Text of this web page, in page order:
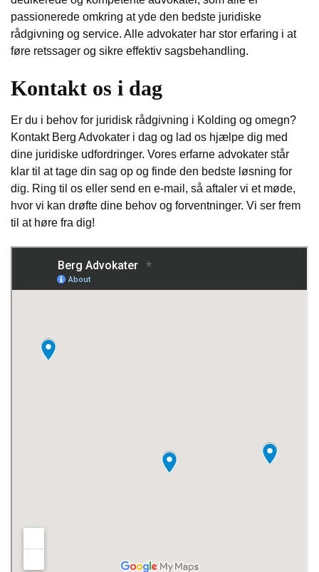
passionerede omkring at yde den bedste juridiske
rådgivning og service. Alle advokater har stor erfaring i at
føre retssager og sikre effektiv sagsbehandling.
Kontakt os i dag
Er du i behov for juridisk rådgivning i Kolding og omegn?
Kontakt Berg Advokater i dag og lad os hjælpe dig med
dine juridiske udfordringer. Vores erfarne advokater står
klar til at tage din sag op og finde den bedste løsning for
dig. Ring til os eller send en e-mail, så aftaler vi et møde,
hvor vi kan drøfte dine behov og forventninger. Vi ser frem
til at høre fra dig!